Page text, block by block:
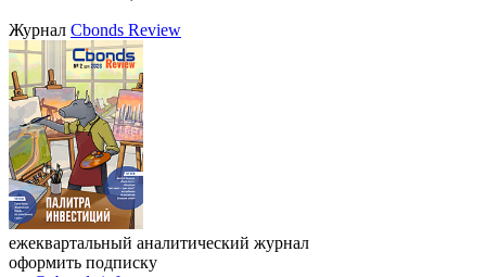
VIII международная конференция «Рынок капитала
Республики Узбекистан»
17.09.2026, Ташкент
ЖурналCbonds Review